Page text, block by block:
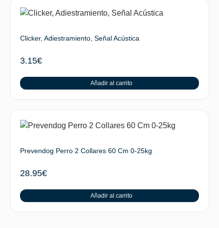
Clicker, Adiestramiento, Señal Acústica
3.15€
Añadir al carrito
Prevendog Perro 2 Collares 60 Cm 0-25kg
28.95€
Añadir al carrito